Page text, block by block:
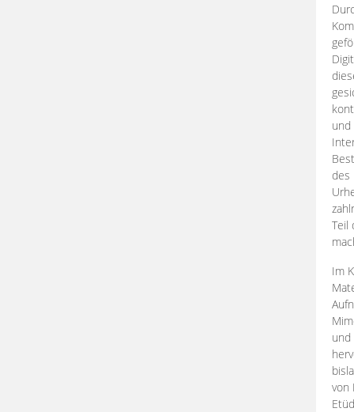
des
Teil
Im
und
von